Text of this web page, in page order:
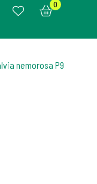
0
nemorosa P9